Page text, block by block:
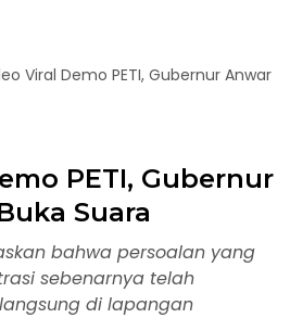
Viral Demo PETI, Gubernur Anwar
PETI, Gubernur
Suara
bahwa persoalan yang
sebenarnya telah
di lapangan